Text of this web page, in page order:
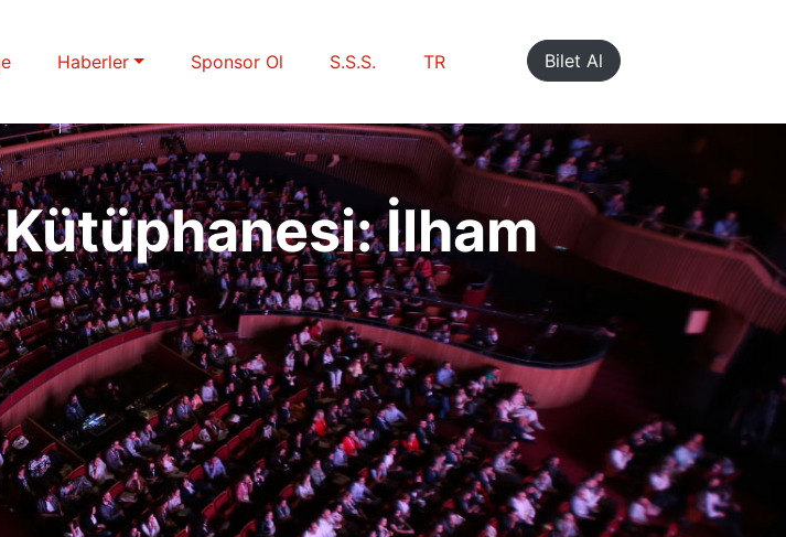
Haberler Sponsor Ol S.S.S. TR Bilet Al
İlham